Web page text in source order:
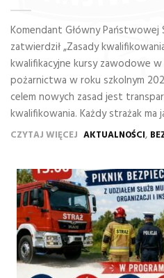
Komendant Główny Państwowej
zatwierdził „Zasady
kwalifikacyjne kursy zawodowe
pożarnictwa w roku szkolnym
celem nowych zasad jest
kwalifikowania. Każdy strażak
CZYTAJ WIĘCEJ AKTUALNOŚCI,